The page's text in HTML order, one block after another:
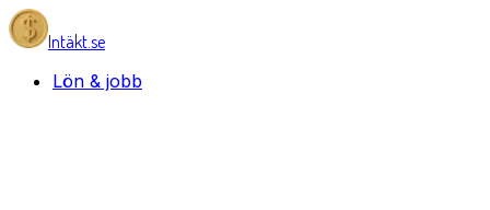
Intäkt.se
Lön & jobb